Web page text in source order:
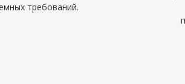
требований.